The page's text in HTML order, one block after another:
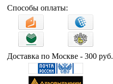
Способы оплаты:
Доставка по Москве - 300 руб.